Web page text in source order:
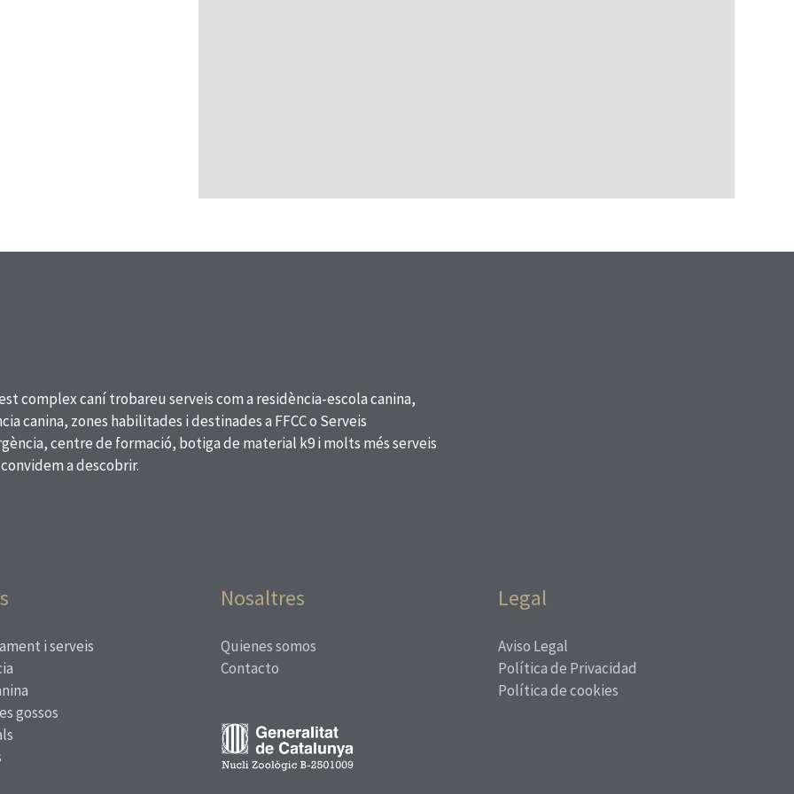
complex caní trobareu serveis com a residència-escola canina,
canina, zones habilitades i destinades a FFCC o Serveis
centre de formació, botiga de material k9 i molts més serveis
a descobrir.
i serveis
gossos
Nosaltres
Quienes somos
Contacto
Legal
Aviso Legal
Política de Privacidad
Política de cookies